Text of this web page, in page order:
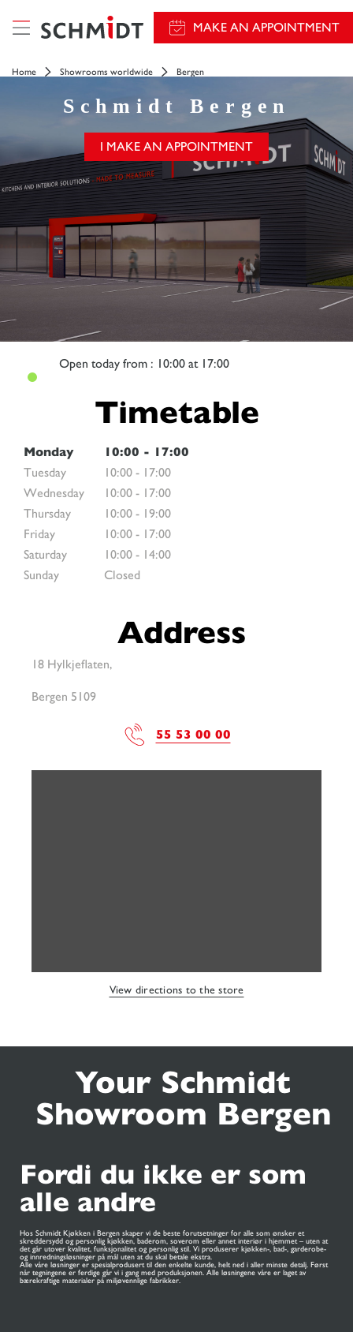
MAKE AN APPOINTMENT
Home Showrooms worldwide Bergen
Schmidt Bergen
I MAKE AN APPOINTMENT
Open today from : 10:00 at 17:00
Timetable
Monday 10:00 - 17:00
Tuesday
10:00 - 17:00
Wednesday
10:00 - 17:00
Thursday
10:00 - 19:00
Friday
10:00 - 17:00
Saturday
10:00 - 14:00
Sunday
Closed
Address
18 Hylkjeflaten,
Bergen 5109
55 53 00 00
View directions to the store
Your Schmidt
Showroom Bergen
Fordi du ikke er som
alle andre
Hos Schmidt Kjøkken i Bergen skaper vi de beste forutsetninger for alle som ønsker et
skreddersydd og personlig kjøkken, baderom, soverom eller annet interiør i hjemmet – uten at
det går utover kvalitet, funksjonalitet og personlig stil. Vi produserer kjøkken-, bad-, garderobe-
og innredningsløsninger på mål uten at du skal betale ekstra.
Alle våre løsninger er spesialprodusert til den enkelte kunde, helt ned i aller minste detalj. Først
når tegningene er ferdige går vi i gang med produksjonen. Alle løsningene våre er laget av
bærekraftige materialer på miljøvennlige fabrikker.